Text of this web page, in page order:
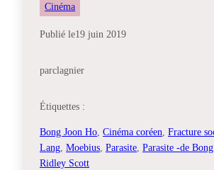
Cinéma
Publié le19 juin 2019
parclagnier
Étiquettes :
Bong Joon Ho Cinéma coréen Fracture
Lang Moebius Parasite Parasite -de
Ridley Scott